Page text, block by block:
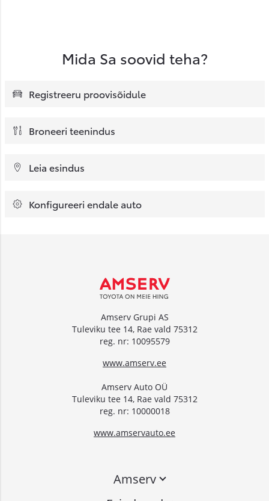
Mida Sa soovid teha?
Registreeru proovisõidule
Broneeri teenindus
Leia esindus
Konfigureeri endale auto
Amserv Grupi AS
Tuleviku tee 14, Rae vald 75312
reg. nr: 10095579
www.amserv.ee
Amserv Auto OÜ
Tuleviku tee 14, Rae vald 75312
reg. nr: 10000018
www.amservauto.ee
Amserv